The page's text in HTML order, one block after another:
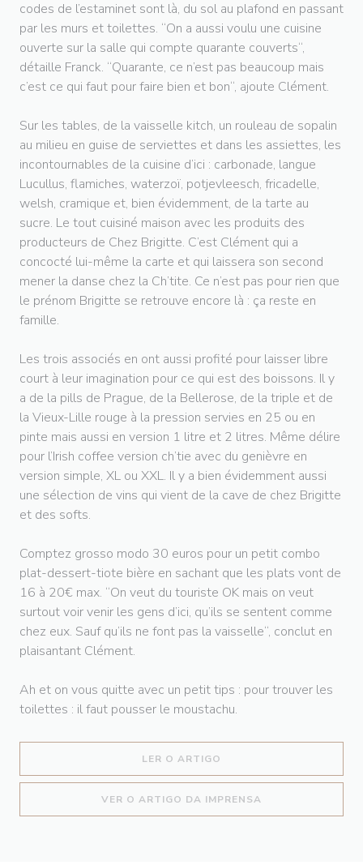
codes de l’estaminet sont là, du sol au plafond en passant
par les murs et toilettes. “On a aussi voulu une cuisine
ouverte sur la salle qui compte quarante couverts“,
détaille Franck. “Quarante, ce n’est pas beaucoup mais
c’est ce qui faut pour faire bien et bon“, ajoute Clément.
Sur les tables, de la vaisselle kitch, un rouleau de sopalin
au milieu en guise de serviettes et dans les assiettes, les
incontournables de la cuisine d’ici : carbonade, langue
Lucullus, flamiches, waterzoï, potjevleesch, fricadelle,
welsh, cramique et, bien évidemment, de la tarte au
sucre. Le tout cuisiné maison avec les produits des
producteurs de Chez Brigitte. C’est Clément qui a
concocté lui-même la carte et qui laissera son second
mener la danse chez la Ch’tite. Ce n’est pas pour rien que
le prénom Brigitte se retrouve encore là : ça reste en
famille.
Les trois associés en ont aussi profité pour laisser libre
court à leur imagination pour ce qui est des boissons. Il y
a de la pills de Prague, de la Bellerose, de la triple et de
la Vieux-Lille rouge à la pression servies en 25 ou en
pinte mais aussi en version 1 litre et 2 litres. Même délire
pour l’Irish coffee version ch’tie avec du genièvre en
version simple, XL ou XXL. Il y a bien évidemment aussi
une sélection de vins qui vient de la cave de chez Brigitte
et des softs.
Comptez grosso modo 30 euros pour un petit combo
plat-dessert-tiote bière en sachant que les plats vont de
16 à 20€ max. “On veut du touriste OK mais on veut
surtout voir venir les gens d’ici, qu’ils se sentent comme
chez eux. Sauf qu’ils ne font pas la vaisselle“, conclut en
plaisantant Clément.
Ah et on vous quitte avec un petit tips : pour trouver les
toilettes : il faut pousser le moustachu.
LER O ARTIGO
VER O ARTIGO DA IMPRENSA